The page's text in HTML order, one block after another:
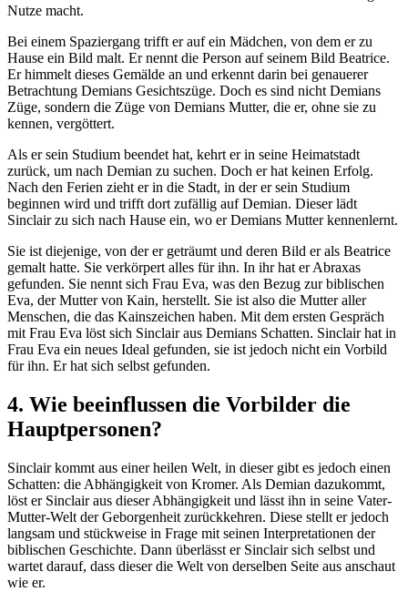
Nutze macht.
Bei einem Spaziergang trifft er auf ein Mädchen, von dem er zu
Hause ein Bild malt. Er nennt die Person auf seinem Bild Beatrice.
Er himmelt dieses Gemälde an und erkennt darin bei genauerer
Betrachtung Demians Gesichtszüge. Doch es sind nicht Demians
Züge, sondern die Züge von Demians Mutter, die er, ohne sie zu
kennen, vergöttert.
Als er sein Studium beendet hat, kehrt er in seine Heimatstadt
zurück, um nach Demian zu suchen. Doch er hat keinen Erfolg.
Nach den Ferien zieht er in die Stadt, in der er sein Studium
beginnen wird und trifft dort zufällig auf Demian. Dieser lädt
Sinclair zu sich nach Hause ein, wo er Demians Mutter kennenlernt.
Sie ist diejenige, von der er geträumt und deren Bild er als Beatrice
gemalt hatte. Sie verkörpert alles für ihn. In ihr hat er Abraxas
gefunden. Sie nennt sich Frau Eva, was den Bezug zur biblischen
Eva, der Mutter von Kain, herstellt. Sie ist also die Mutter aller
Menschen, die das Kainszeichen haben. Mit dem ersten Gespräch
mit Frau Eva löst sich Sinclair aus Demians Schatten. Sinclair hat in
Frau Eva ein neues Ideal gefunden, sie ist jedoch nicht ein Vorbild
für ihn. Er hat sich selbst gefunden.
4. Wie beeinflussen die Vorbilder die
Hauptpersonen?
Sinclair kommt aus einer heilen Welt, in dieser gibt es jedoch einen
Schatten: die Abhängigkeit von Kromer. Als Demian dazukommt,
löst er Sinclair aus dieser Abhängigkeit und lässt ihn in seine Vater-
Mutter-Welt der Geborgenheit zurückkehren. Diese stellt er jedoch
langsam und stückweise in Frage mit seinen Interpretationen der
biblischen Geschichte. Dann überlässt er Sinclair sich selbst und
wartet darauf, dass dieser die Welt von derselben Seite aus anschaut
wie er.